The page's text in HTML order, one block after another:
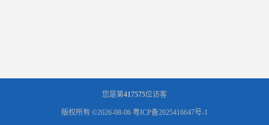
您是第417575位访客
版权所有 ©2026-08-06 粤ICP备2025416647号-1